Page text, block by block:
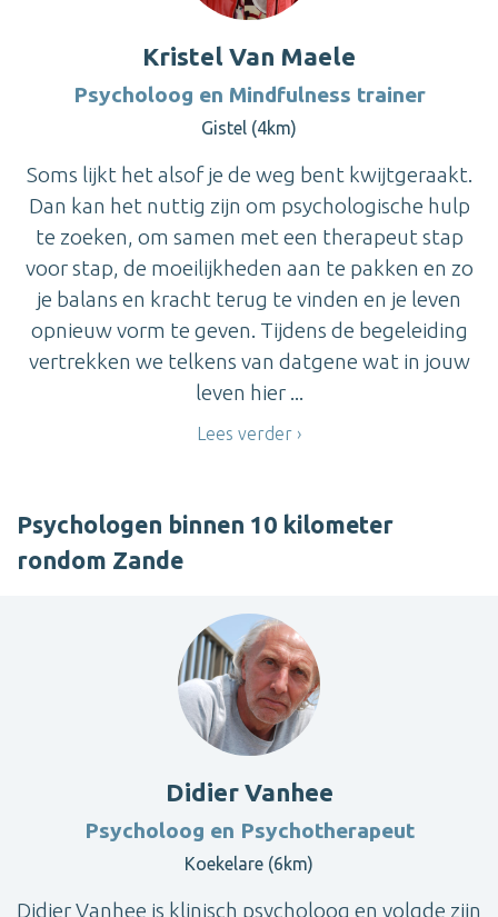
Kristel Van Maele
Psycholoog en Mindfulness trainer
Gistel (4km)
Soms lijkt het alsof je de weg bent kwijtgeraakt.
Dan kan het nuttig zijn om psychologische hulp
te zoeken, om samen met een therapeut stap
voor stap, de moeilijkheden aan te pakken en zo
je balans en kracht terug te vinden en je leven
opnieuw vorm te geven. Tijdens de begeleiding
vertrekken we telkens van datgene wat in jouw
leven hier ...
Lees verder
Psychologen binnen 10 kilometer
rondom Zande
Didier Vanhee
Psycholoog en Psychotherapeut
Koekelare (6km)
Didier Vanhee is klinisch psycholoog en volgde zijn